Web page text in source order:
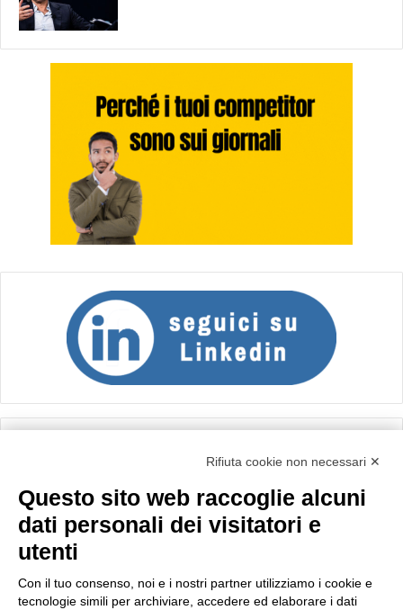
Importo netto (€):
Rifiuta cookie non necessari ✕
Questo sito web raccoglie alcuni
dati personali dei visitatori e
utenti
Con il tuo consenso, noi e i nostri partner utilizziamo i cookie e
tecnologie simili per archiviare, accedere ed elaborare i dati